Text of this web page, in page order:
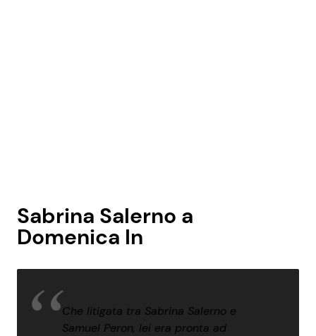
Sabrina Salerno a
Domenica In
Che litigata tra Sabrina Salerno e
Samuel Peron, lei era pronta ad